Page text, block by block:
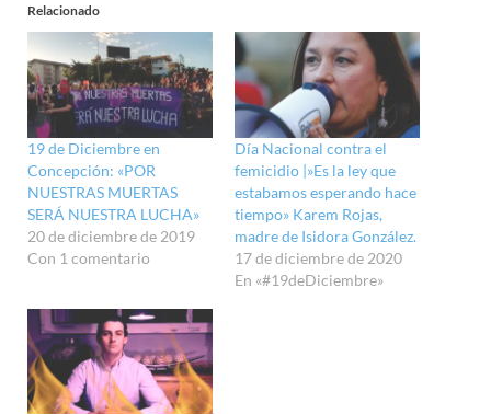
Relacionado
19 de Diciembre en
Concepción: «POR
NUESTRAS MUERTAS
SERÁ NUESTRA LUCHA»
20 de diciembre de 2019
Con 1 comentario
Día Nacional contra el
femicidio |»Es la ley que
estabamos esperando hace
tiempo» Karem Rojas,
madre de Isidora González.
17 de diciembre de 2020
En «#19deDiciembre»